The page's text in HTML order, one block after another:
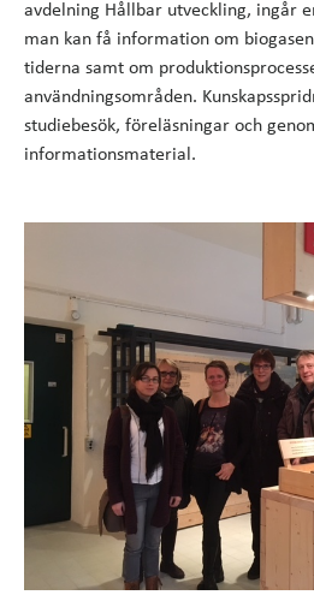
avdelning Hållbar utveckling, ingår
man kan få information om
tiderna samt om
användningsområden.
studiebesök, föreläsningar och
informationsmaterial.